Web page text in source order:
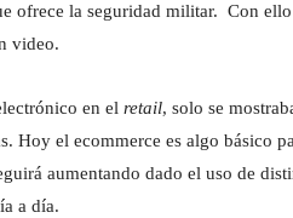
ofrece la seguridad militar. Con
video.
en el retail, solo se
Hoy el ecommerce es algo básico
aumentando dado el uso de
a día.